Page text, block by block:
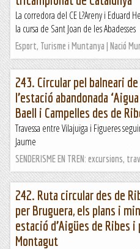
La corredora del CE L?Areny i Eduard
la cursa de Sant Joan de les Abadesses
Esport, Turisme i Muntanya | Nació
243. Circular pel balneari
l’estació abandonada
Baell i Campelles des de
Travessa entre Vilajuïga i Figueres
Jaume
SENDERISME EN TREN: excursions,
242. Ruta circular des de
per Bruguera, els plans i
estació d’Aigües de Ribes i
Montagut